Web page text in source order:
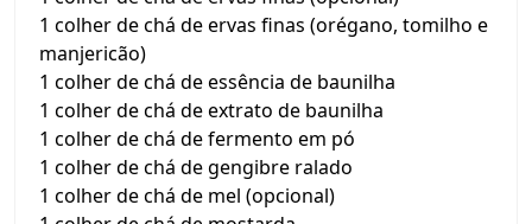
1 colher de chá de ervas finas (orégano, tomilho e
manjericão)
1 colher de chá de essência de baunilha
1 colher de chá de extrato de baunilha
1 colher de chá de fermento em pó
1 colher de chá de gengibre ralado
1 colher de chá de mel (opcional)